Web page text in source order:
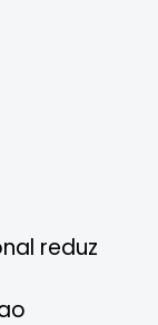
reduz